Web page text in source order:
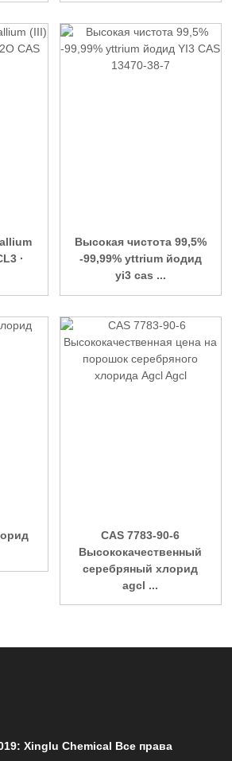
·
Высокая чистота 99,5%
-99,99% yttrium йодид
yi3 cas ...
CAS 7783-90-6
Высококачественный
серебряный хлорид
agcl ...
Xinglu Chemical Все права